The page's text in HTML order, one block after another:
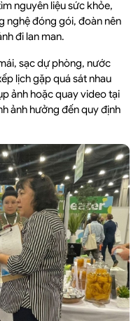
nguyên liệu sức khỏe,
nghệ đóng gói, đoàn nên
đi lan man.
sạc dự phòng, nước
lịch gặp quá sát nhau
ảnh hoặc quay video tại
ảnh hưởng đến quy định